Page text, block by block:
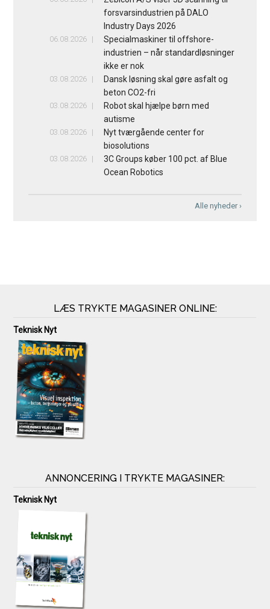
forsvarsindustrien på DALO
Industry Days 2026
06.08.2026
Specialmaskiner til offshore-
industrien – når standardløsninger
ikke er nok
03.08.2026
Dansk løsning skal gøre asfalt og
beton CO2-fri
03.08.2026
Robot skal hjælpe børn med
autisme
03.08.2026
Nyt tværgående center for
biosolutions
03.08.2026
3C Groups køber 100 pct. af Blue
Ocean Robotics
Alle nyheder ›
LÆS TRYKTE MAGASINER ONLINE:
Teknisk Nyt
ANNONCERING I TRYKTE MAGASINER:
Teknisk Nyt